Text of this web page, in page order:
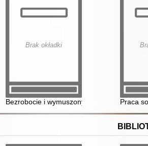
Brak okładki
Bezrobocie i wymuszony indywidualizm
Praca